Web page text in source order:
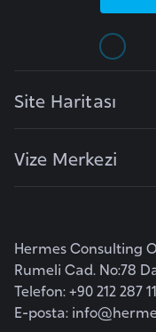
Site Haritası
Vize Merkezi
Hermes Consulting
Rumeli Cad. No:78
Telefon: +90 212 287
E-posta:
e
i
B
e
n